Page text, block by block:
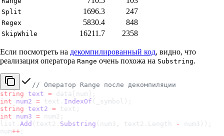
Split 1696.3 247
Regex 5830.4 848
SkipWhile 16211.7 2358
Если посмотреть на декомпилированный код, видно, что
реализация оператора Range очень похожа на Substring.
// Оператор Range после декомпиляции
string text = data[num];
int num2 = text. IndexOf (_symbol);
string text2 = text;
int num3 = num2;
list. Add (text2. Substring (num3, text2.Length -
num3));
num++ ;